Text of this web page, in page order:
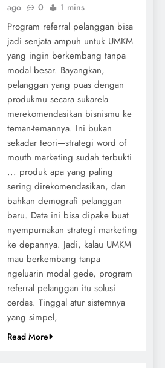
ago
0 1 mins
Program referral pelanggan bisa
jadi senjata ampuh untuk UMKM
yang ingin berkembang tanpa
modal besar. Bayangkan,
pelanggan yang puas dengan
produkmu secara sukarela
merekomendasikan bisnismu ke
teman-temannya. Ini bukan
sekadar teori—strategi word of
mouth marketing sudah terbukti
... produk apa yang paling
sering direkomendasikan, dan
bahkan demografi pelanggan
baru. Data ini bisa dipake buat
nyempurnakan strategi marketing
ke depannya. Jadi, kalau UMKM
mau berkembang tanpa
ngeluarin modal gede, program
referral pelanggan itu solusi
cerdas. Tinggal atur sistemnya
yang simpel,
Read More